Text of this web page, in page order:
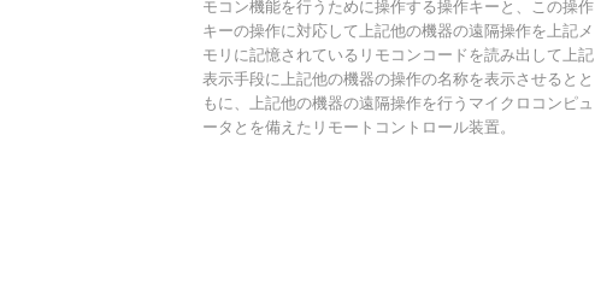
モコン機能を行うために操作する操作キーと、この操作
キーの操作に対応して上記他の機器の遠隔操作を上記メ
モリに記憶されているリモコンコードを読み出して上記
表示手段に上記他の機器の操作の名称を表示させるとと
もに、上記他の機器の遠隔操作を行うマイクロコンピュ
ータとを備えたリモートコントロール装置。